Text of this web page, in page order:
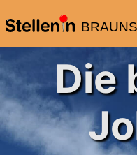
Die